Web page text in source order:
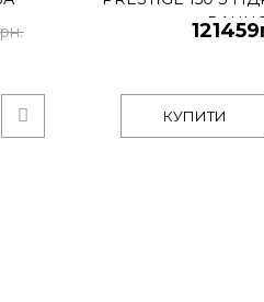
110R (права)Польські
КУПИТИ
КУПИТИ